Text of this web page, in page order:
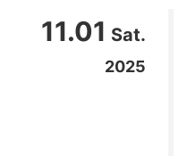
11.01 Sat.
2025